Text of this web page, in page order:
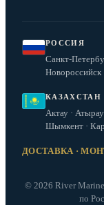
РОССИЯ
Санкт-
Новороссийск
КАЗАХСТАН
Актау ·
Шымкент ·
ДОСТАВКА ·
© 2026 River
по